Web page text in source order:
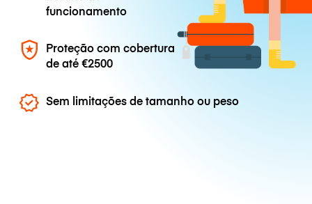
funcionamento
Proteção com cobertura
de até€2500
Sem limitações de tamanho ou peso